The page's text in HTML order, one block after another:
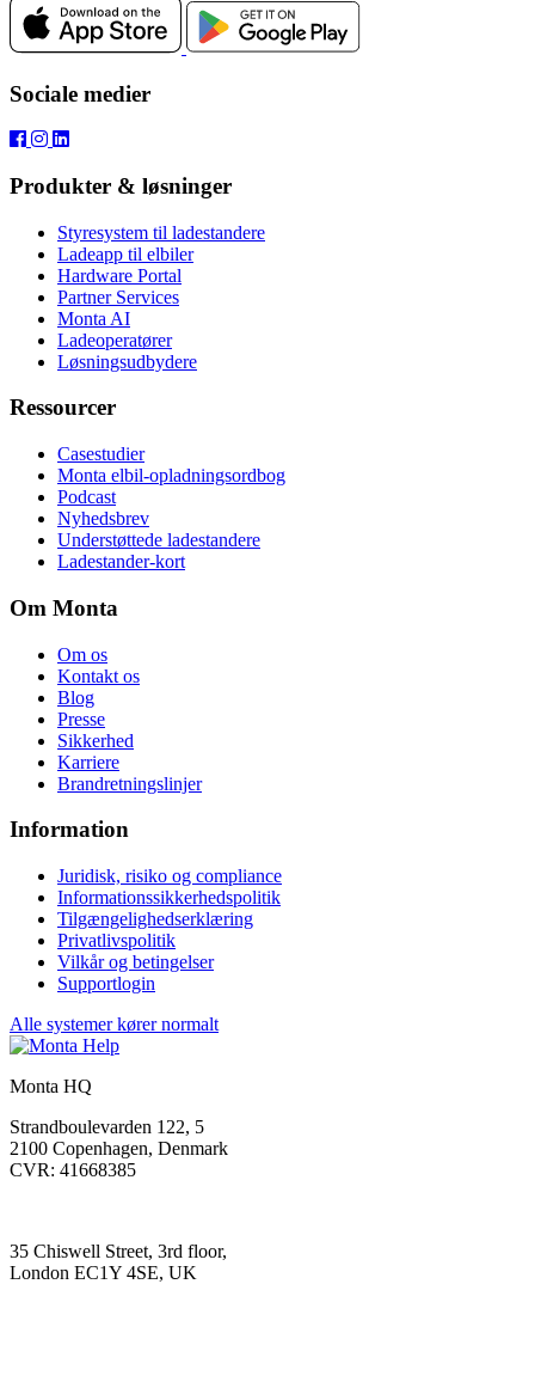
Sociale medier
Produkter & løsninger
Styresystem til ladestandere
Ladeapp til elbiler
Hardware Portal
Partner Services
Monta AI
Ladeoperatører
Løsningsudbydere
Ressourcer
Casestudier
Monta elbil-opladningsordbog
Podcast
Nyhedsbrev
Understøttede ladestandere
Ladestander-kort
Om Monta
Om os
Kontakt os
Blog
Presse
Sikkerhed
Karriere
Brandretningslinjer
Information
Juridisk, risiko og compliance
Informationssikkerhedspolitik
Tilgængelighedserklæring
Privatlivspolitik
Vilkår og betingelser
Supportlogin
Alle systemer kører normalt
Monta HQ
Strandboulevarden 122, 5
2100 Copenhagen, Denmark
CVR: 41668385
35 Chiswell Street, 3rd floor,
London EC1Y 4SE, UK